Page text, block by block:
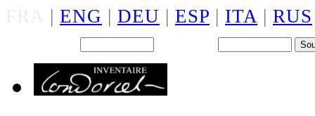
| ENG | DEU | ESP | ITA | RUS